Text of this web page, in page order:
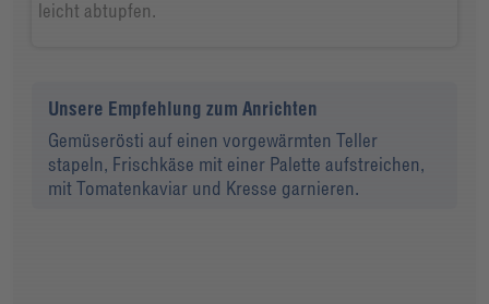
leicht abtupfen.
Unsere Empfehlung zum Anrichten
Gemüserösti auf einen vorgewärmten Teller
stapeln, Frischkäse mit einer Palette aufstreichen,
mit Tomatenkaviar und Kresse garnieren.